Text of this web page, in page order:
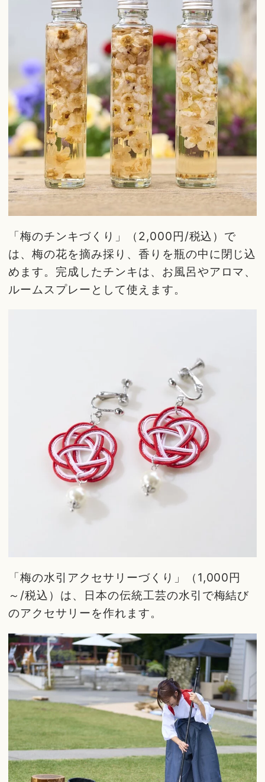
「梅のチンキづくり」（2,000円/税込）で
は、梅の花を摘み採り、香りを瓶の中に閉じ込
めます。完成したチンキは、お風呂やアロマ、
ルームスプレーとして使えます。
「梅の水引アクセサリーづくり」（1,000円
～/税込）は、日本の伝統工芸の水引で梅結び
のアクセサリーを作れます。